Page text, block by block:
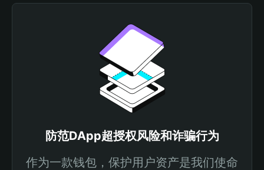
防范DApp超授权风险和诈骗行为
作为一款钱包，保护用户资产是我们使命